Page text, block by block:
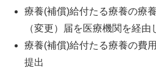
療養(補償)給付たる療養の療
（変更）届を医療機関を経由
療養(補償)給付たる療養の費
提出